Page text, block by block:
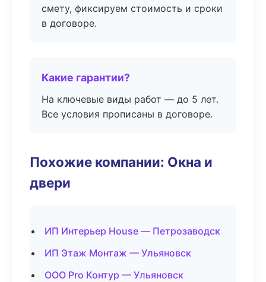
смету, фиксируем стоимость и сроки
в договоре.
Какие гарантии?
На ключевые виды работ — до 5 лет.
Все условия прописаны в договоре.
Похожие компании: Окна и
двери
ИП Интерьер House — Петрозаводск
ИП Этаж Монтаж — Ульяновск
ООО Pro Контур — Ульяновск